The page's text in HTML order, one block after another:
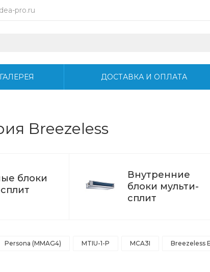
pro.ru
ДОСТАВКА И ОПЛАТА
Breezeless
блоки
Внутренние
блоки мульти-
сплит
Persona (MMAG4) MTIU-1-P MCA3I Breezeless